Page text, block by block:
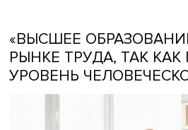
«ВЫСШЕЕ
РЫНКЕ ТРУДА, ТАК
УРОВЕНЬ